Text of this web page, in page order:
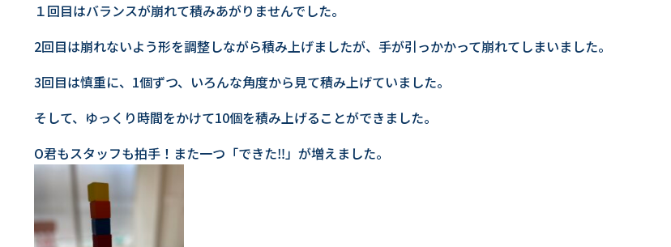
１回目はバランスが崩れて積みあがりませんでした。
2回目は崩れないよう形を調整しながら積み上げましたが、手が引っかかって崩れてしまいました。
3回目は慎重に、1個ずつ、いろんな角度から見て積み上げていました。
そして、ゆっくり時間をかけて10個を積み上げることができました。
O君もスタッフも拍手！また一つ「できた‼」が増えました。